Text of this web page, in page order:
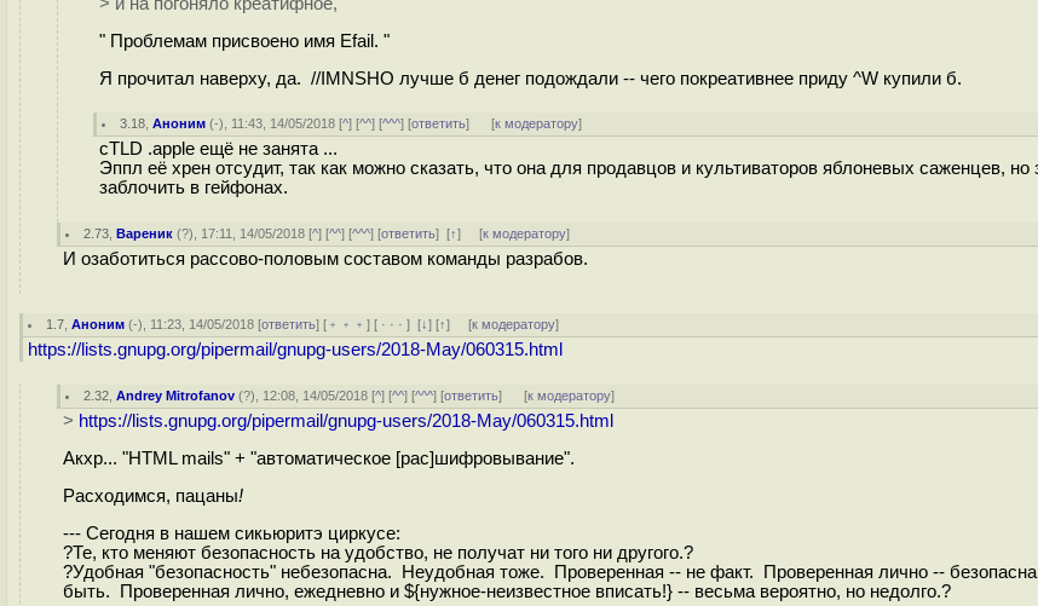
" Проблемам присвоено имя Efail. "
Я прочитал наверху, да. //IMNSHO лучше б денег подождали -- чего покреативнее приду ^W купили б.
3.18 ,Аноним (-), 11:43, 14/05/2018 [^] [^^] [^^^] [ответить] [к модератору]
cTLD .apple ещё не занята ...
Эппл её хрен отсудит, так как можно сказать, что она для продавцов и культиваторов яблоневых саженцев, но
заблочить в гейфонах.
2.73 ,Вареник (?), 17:11, 14/05/2018 [^] [^^] [^^^] [ответить][↑] [к модератору]
И озаботиться рассово-половым составом команды разрабов.
1.7 ,Аноним (-), 11:23, 14/05/2018 [ответить] [ ﹢﹢﹢] [ · · ·][↓] [↑] [к модератору]
https://lists.gnupg.org/pipermail/gnupg-users/2018-May/060315.html
2.32 ,Andrey Mitrofanov (?), 12:08, 14/05/2018 [^] [^^] [^^^] [ответить] [к модератору]
> https://lists.gnupg.org/pipermail/gnupg-users/2018-May/060315.html
Акхр... "HTML mails" + "автоматическое [рас]шифровывание".
Расходимся, пацаны!
--- Сегодня в нашем сикьюритэ циркусе:
?Те, кто меняют безопасность на удобство, не получат ни того ни другого.?
?Удобная "безопасность" небезопасна. Неудобная тоже. Проверенная -- не факт. Проверенная лично --
быть. Проверенная лично, ежедневно и ${нужное-неизвестное вписать!} -- весьма вероятно, но недолго.?